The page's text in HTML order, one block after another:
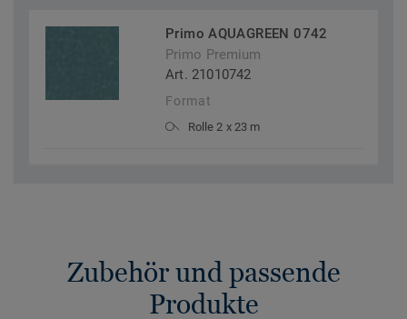
Primo AQUAGREEN 0742
Primo Premium
Art. 21010742
Format
Rolle 2 x 23 m
Zubehör und passende
Produkte